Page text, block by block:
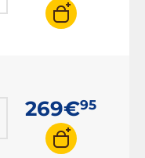
Monitor PC 100 Hz
Monitor PC 360 Hz
269€95